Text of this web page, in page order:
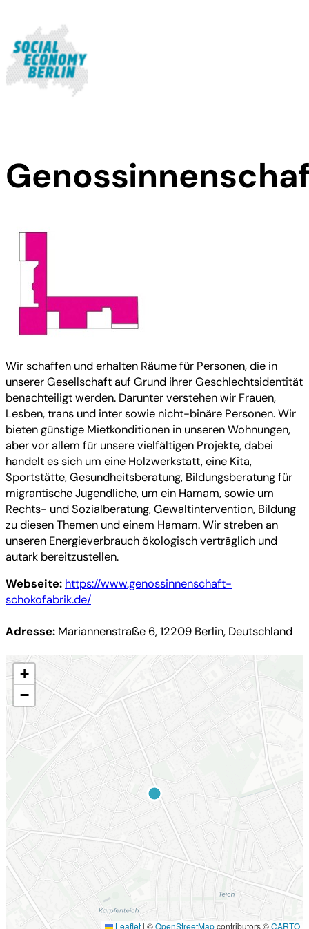
Wir schaffen und erhalten Räume für Personen, die in
unserer Gesellschaft auf Grund ihrer Geschlechtsidentität
benachteiligt werden. Darunter verstehen wir Frauen,
Lesben, trans und inter sowie nicht-binäre Personen. Wir
bieten günstige Mietkonditionen in unseren Wohnungen,
aber vor allem für unsere vielfältigen Projekte, dabei
handelt es sich um eine Holzwerkstatt, eine Kita,
Sportstätte, Gesundheitsberatung, Bildungsberatung für
migrantische Jugendliche, um ein Hamam, sowie um
Rechts- und Sozialberatung, Gewaltintervention, Bildung
zu diesen Themen und einem Hamam. Wir streben an
unseren Energieverbrauch ökologisch verträglich und
autark bereitzustellen.
Webseite: https://www.genossinnenschaft-
schokofabrik.de/
Adresse: Mariannenstraße 6, 12209 Berlin, Deutschland
+
−
Leaflet | ©OpenStreetMapcontributors ©CARTO